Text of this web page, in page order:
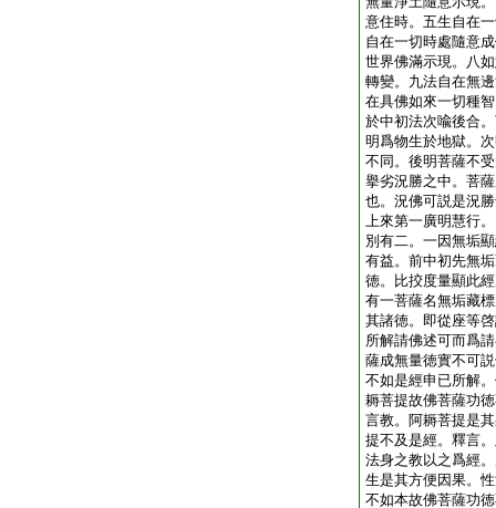
意住時。五生自在
自在一切時處隨意
世界佛滿示現。八
轉變。九法自在無
在具佛如來一切種
於中初法次喩後合
明爲物生於地獄。
不同。後明菩薩不
擧劣況勝之中。菩
也。況佛可説是況
上來第一廣明慧行
別有二。一因無垢
有益。前中初先無
徳。比挍度量顯此
有一菩薩名無垢藏
其諸徳。即從座等
所解請佛述可而爲
薩成無量徳實不可
不如是經申已所解
耨菩提故佛菩薩功
言教。阿耨菩提是
提不及是經。釋言
法身之教以之爲經
生是其方便因果。
不如本故佛菩薩功